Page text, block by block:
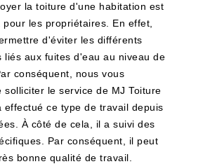
la toiture d'une habitation est
les propriétaires. En effet,
d'éviter les différents
liés aux fuites d'eau au niveau de
conséquent, nous vous
solliciter le service de MJ Toiture
effectué ce type de travail depuis
À côté de cela, il a suivi des
Par conséquent, il peut
bonne qualité de travail.